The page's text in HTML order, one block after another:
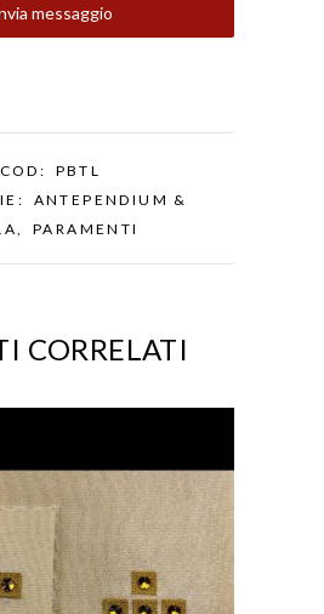
messaggio
COD:
PBTL
ANTEPENDIUM &
PARAMENTI
CORRELATI